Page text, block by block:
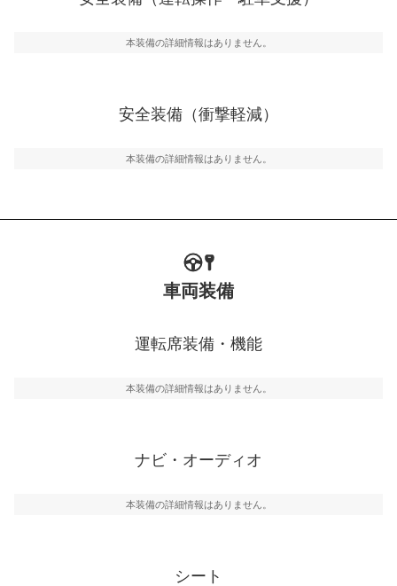
運転・駐車支援
グ・アシストやサイドブラインドモニターなどが装備さ
万が一車体が衝撃を受けたときに、運転者・同乗者を守
るSRSエアバッグシステム、プリテンショナーシートベ
本装備の詳細情報はありません。
安全装備（衝撃軽減）
本装備の詳細情報はありません。
車両装備
運転席装備・機能
本装備の詳細情報はありません。
ナビ・オーディオ
本装備の詳細情報はありません。
シート